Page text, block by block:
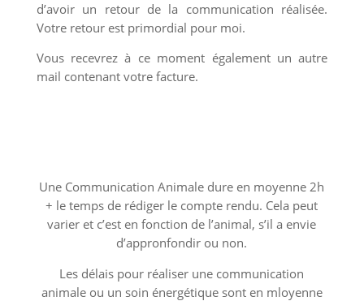
d’avoir un retour de la communication réalisée.
Votre retour est primordial pour moi.
Vous recevrez à ce moment également un autre
mail contenant votre facture.
Une Communication Animale dure en moyenne 2h
+ le temps de rédiger le compte rendu. Cela peut
varier et c’est en fonction de l’animal, s’il a envie
d’appronfondir ou non.
Les délais pour réaliser une communication
animale ou un soin énergétique sont en mloyenne